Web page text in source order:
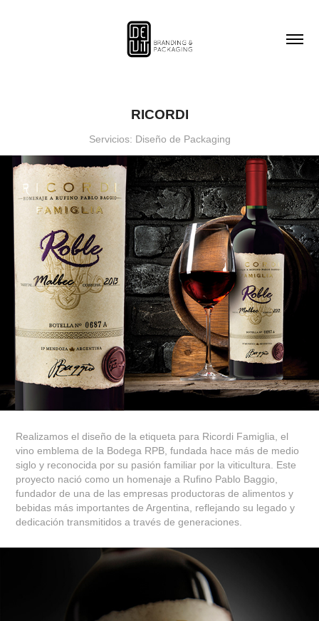
RICORDI
Servicios: Diseño de Packaging
Realizamos el diseño de la etiqueta para Ricordi Famiglia, el
vino emblema de la Bodega RPB, fundada hace más de medio
siglo y reconocida por su pasión familiar por la viticultura. Este
proyecto nació como un homenaje a Rufino Pablo Baggio,
fundador de una de las empresas productoras de alimentos y
bebidas más importantes de Argentina, reflejando su legado y
dedicación transmitidos a través de generaciones.